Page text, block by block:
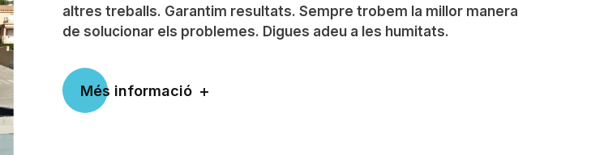
altres treballs. Garantim resultats. Sempre trobem la millor manera
de solucionar els problemes. Digues adeu a les humitats.
Més informació